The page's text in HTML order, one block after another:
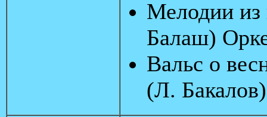
Мелодии из
Балаш)
Вальс о
(Л.